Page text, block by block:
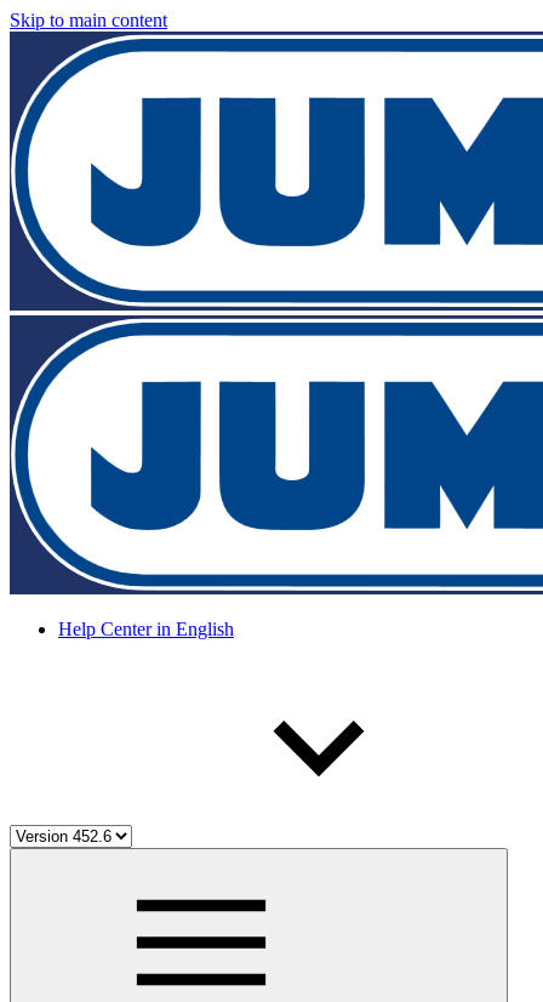
Skip to main content
Help Center in English